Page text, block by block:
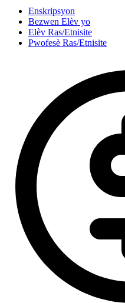
Enskripsyon
Bezwen Elèv yo
Elèv Ras/Etnisite
Pwofesè Ras/Etnisite